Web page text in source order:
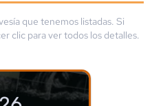
que tenemos listadas. Si
clic para ver todos los detalles.